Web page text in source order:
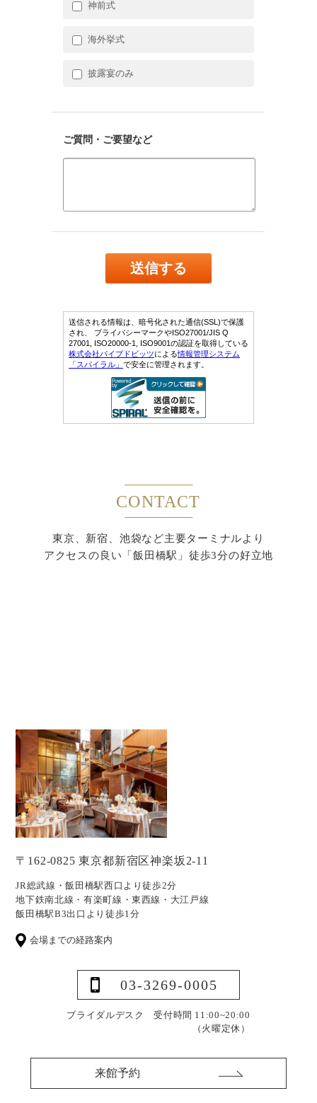
CONTACT
東京、新宿、池袋など主要ターミナルより
アクセスの良い「飯田橋駅」徒歩3分の好立地
〒162-0825 東京都新宿区神楽坂2-11
JR総武線・飯田橋駅西口より徒歩2分
地下鉄南北線・有楽町線・東西線・大江戸線
飯田橋駅B3出口より徒歩1分
会場までの経路案内
03-3269-0005
ブライダルデスク 受付時間 11:00~20:00
（火曜定休）
来館予約